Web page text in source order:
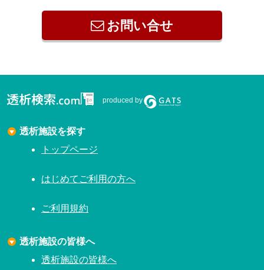
お問い合せ
produced by
透析施設を探す
トップページ
はじめてご利用の方へ
ご利用規約
透析施設の皆様へ
透析施設の皆様へ